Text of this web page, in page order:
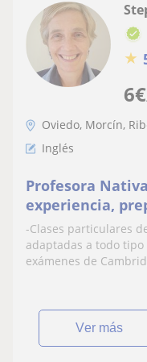
6€
★
Oviedo, Morcín,
Inglés
Profesora
experiencia,
-Clases particulares
adaptadas a todo
exámenes de
ver más